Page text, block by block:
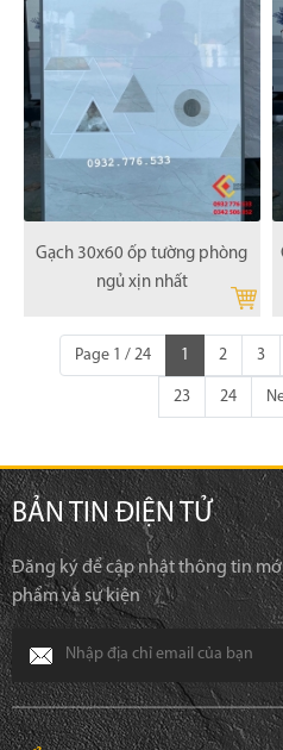
Gạch 30x60 ốp tường phòng
ngủ xịn nhất
Page 1 / 24 1 2 3
23 24
BẢN TIN ĐIỆN TỬ
Đăng ký để cập nhật thông tin
phẩm và sự kiện